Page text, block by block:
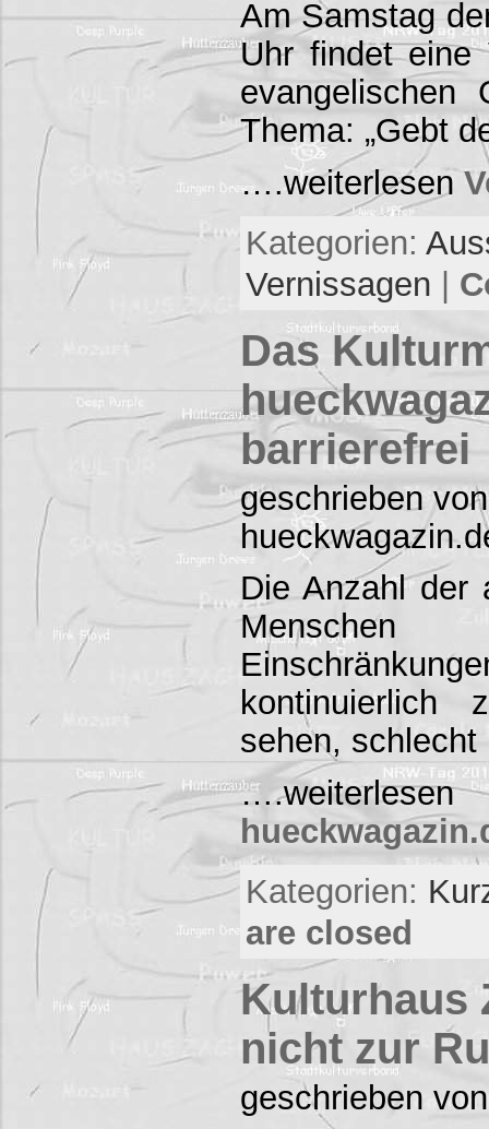
Am Samstag
Uhr findet eine
evangelischen
Thema: „Gebt
….weiterlesen
Kategorien:
Vernissagen |
Das
barrierefrei
geschrieben
Die Anzahl der
Menschen
sehen,
Kategorien:
are closed
Kulturhaus
nicht zur
geschrieben